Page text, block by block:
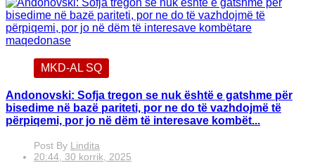
MKD-AL SQ
Andonovski: Sofja tregon se nuk është e gatshme për
bisedime në bazë pariteti, por ne do të vazhdojmë të
përpiqemi, por jo në dëm të interesave kombët...
Post By Lindita
20:44, 30 korrik, 2025